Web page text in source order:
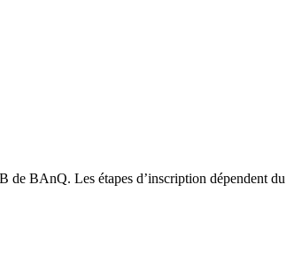
de BAnQ. Les étapes d’inscription dépendent du